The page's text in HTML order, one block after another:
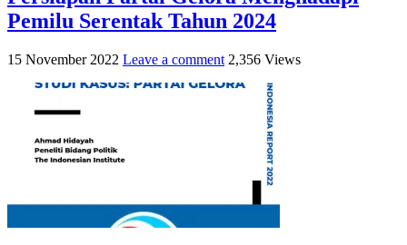
Pemilu Serentak Tahun 2024
15 November 2022 Leave a comment 2,356 Views